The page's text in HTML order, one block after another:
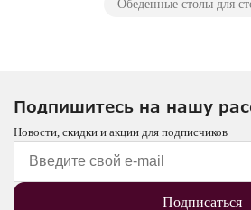
Обеденные столы для
Подпишитесь на нашу
Новости, скидки и акции для подписчиков
Подписаться